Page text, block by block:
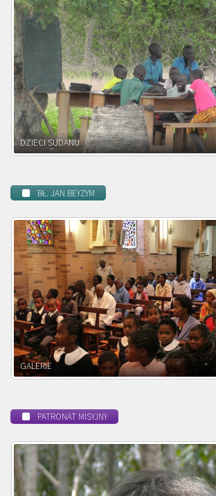
DZIECI ZAMBII
BŁ. JAN BEYZYM
POWOŁANIE MISYJNE
PATRONAT MISYJNY